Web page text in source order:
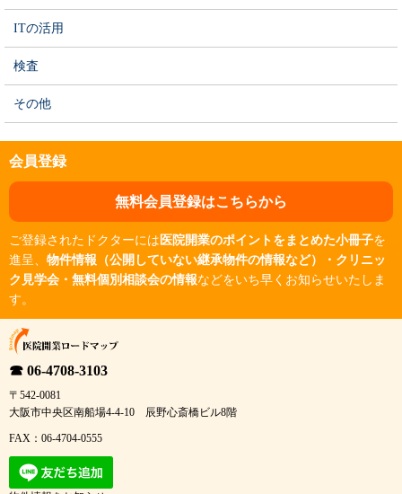
ITの活用
検査
その他
会員登録
無料会員登録はこちらから
ご登録されたドクターには 医院開業のポイントをまとめた小冊子を
進呈、 物件情報（公開していない継承物件の情報など）・クリニッ
ク見学会・無料個別相談会の情報などをいち早くお知らせいたしま
す。
☎ 06-4708-3103
〒542-0081
大阪市中央区南船場4-4-10 辰野心斎橋ビル8階
FAX：06-4704-0555